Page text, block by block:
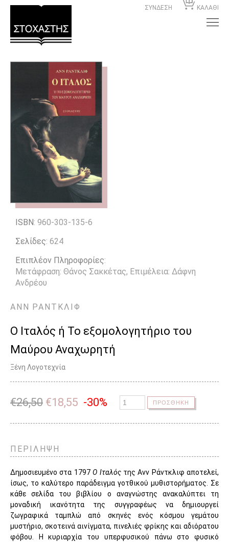
ΣΥΝΔΕΣΗ ΚΑΛΑΘΙ
ISBN: 960-303-135-6
Σελίδες: 624
Επιπλέον Πληροφορίες:
Μετάφραση: Θάνος Σακκέτας, Επιμέλεια: Δάφνη
Ανδρέου
ΑΝΝ ΡΑΝΤΚΛΙΦ
Ο Ιταλός ή Το εξομολογητήριο του
Μαύρου Αναχωρητή
Ξένη Λογοτεχνία
€26,50 €18,55 -30% ΠΡΟΣΘΗΚΗ
ΠΕΡΙΛΗΨΗ
Δημοσιευμένο στα 1797Ο Ιταλόςτης Ανν Ράντκλιφ αποτελεί,
ίσως, το καλύτερο παράδειγμα γοτθικού μυθιστορήματος. Σε
κάθε σελίδα του βιβλίου ο αναγνώστης ανακαλύπτει τη
μοναδική ικανότητα της συγγραφέως να δημιουργεί
ζωγραφικά ταμπλώ από σκηνές ενός κόσμου γεμάτου
μυστήριο, σκοτεινά αινίγματα, πινελιές φρίκης και αδιόρατου
φόβου. Η κυριαρχία του υπερφυσικού πάνω στο φυσικό